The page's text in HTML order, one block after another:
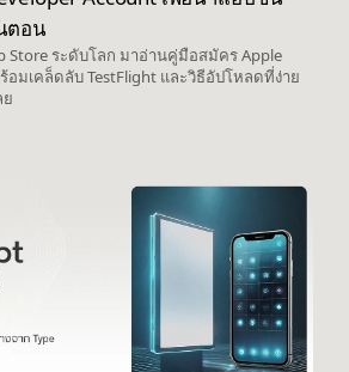
ตอน
Store ระดับโลก มาอ่านคู่มือสมัคร Apple
อมเคล็ดลับ TestFlight และวิธีอัปโหลดที่ง่าย